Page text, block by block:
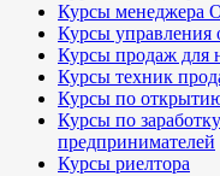
Курсы менеджера
Курсы управления
Курсы продаж для
Курсы техник
Курсы по
Курсы по
предпринимателей
Курсы риелтора